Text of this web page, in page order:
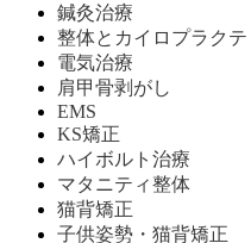
鍼灸治療
整体とカイロプラク
電気治療
肩甲骨剥がし
EMS
KS矯正
ハイボルト治療
マタニティ整体
猫背矯正
子供姿勢・猫背矯正